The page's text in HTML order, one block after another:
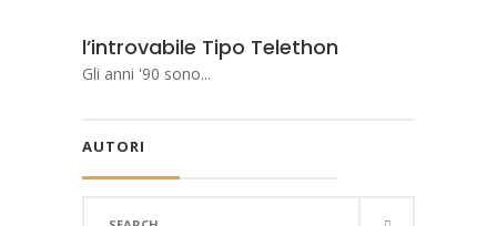
l’introvabile Tipo Telethon
Gli anni '90 sono...
AUTORI